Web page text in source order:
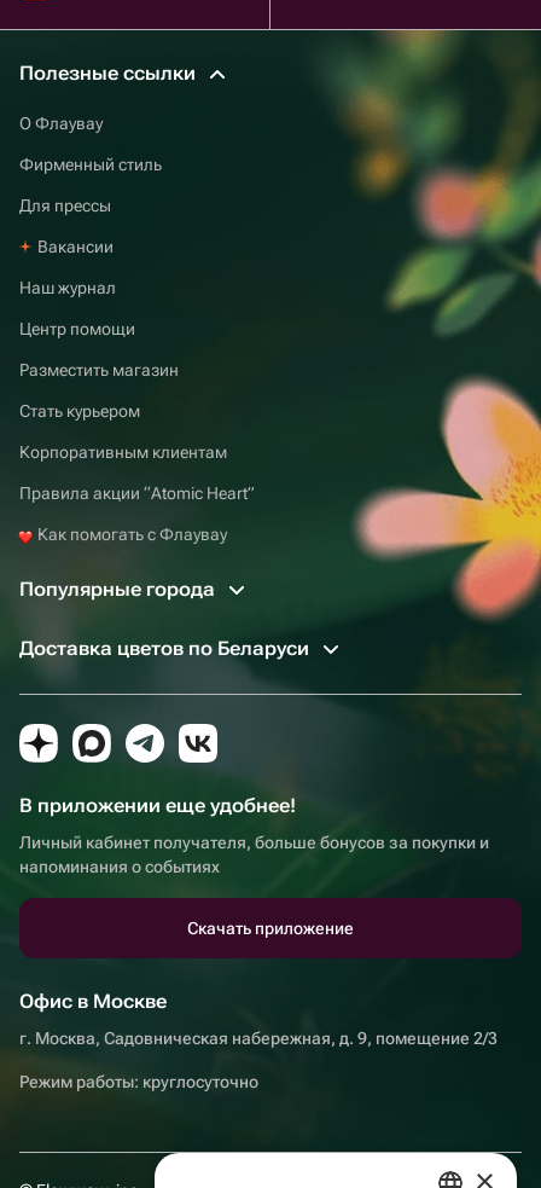
Полезные ссылки
О Флаувау
Фирменный стиль
Для прессы
Вакансии
Наш журнал
Центр помощи
Разместить магазин
Стать курьером
Корпоративным клиентам
Правила акции “Atomic Heart”
Как помогать с Флаувау
Популярные города
Доставка цветов по Беларуси
В приложении еще удобнее!
Личный кабинет получателя, больше бонусов за покупки и
напоминания о событиях
Скачать приложение
Офис в Москве
г. Москва, Садовническая набережная, д. 9, помещение 2/3
Режим работы: круглосуточно
×